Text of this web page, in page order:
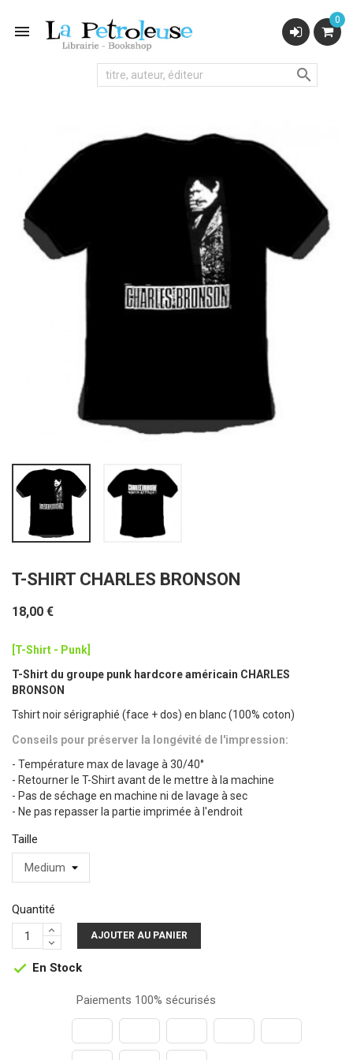

0

T-SHIRT CHARLES BRONSON
18,00 €
[T-Shirt - Punk]
T-Shirt du groupe punk hardcore américain CHARLES
BRONSON
Tshirt noir sérigraphié (face + dos) en blanc (100% coton)
Conseils pour préserver la longévité de l'impression:
- Température max de lavage à 30/40°
- Retourner le T-Shirt avant de le mettre à la machine
- Pas de séchage en machine ni de lavage à sec
- Ne pas repasser la partie imprimée à l'endroit
Taille
Quantité
AJOUTER AU PANIER
 En Stock
Paiements 100% sécurisés